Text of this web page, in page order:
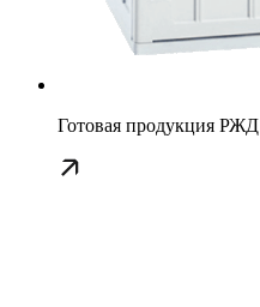
Готовая продукция РЖД